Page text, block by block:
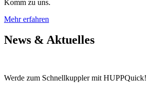
Komm zu uns.
Mehr erfahren
News & Aktuelles
Werde zum Schnellkuppler mit HUPPQuick!